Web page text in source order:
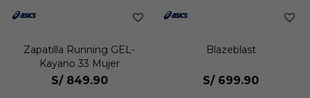
Zapatilla Running GEL-
Kayano 33 Mujer
S/ 849.90
Blazeblast
S/ 699.90